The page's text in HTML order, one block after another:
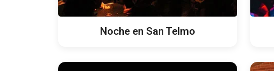
Noche en San Telmo